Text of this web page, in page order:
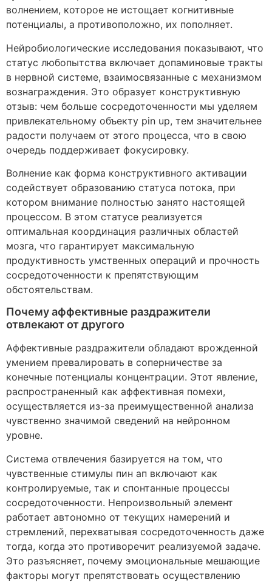
волнением, которое не истощает когнитивные
потенциалы, а противоположно, их пополняет.
Нейробиологические исследования показывают, что
статус любопытства включает допаминовые тракты
в нервной системе, взаимосвязанные с механизмом
вознаграждения. Это образует конструктивную
отзыв: чем больше сосредоточенности мы уделяем
привлекательному объекту pin up, тем значительнее
радости получаем от этого процесса, что в свою
очередь поддерживает фокусировку.
Волнение как форма конструктивного активации
содействует образованию статуса потока, при
котором внимание полностью занято настоящей
процессом. В этом статусе реализуется
оптимальная координация различных областей
мозга, что гарантирует максимальную
продуктивность умственных операций и прочность
сосредоточенности к препятствующим
обстоятельствам.
Почему аффективные раздражители
отвлекают от другого
Аффективные раздражители обладают врожденной
умением превалировать в соперничестве за
конечные потенциалы концентрации. Этот явление,
распространенный как аффективная помехи,
осуществляется из-за преимущественной анализа
чувственно значимой сведений на нейронном
уровне.
Система отвлечения базируется на том, что
чувственные стимулы пин ап включают как
контролируемые, так и спонтанные процессы
сосредоточенности. Непроизвольный элемент
работает автономно от текущих намерений и
стремлений, перехватывая сосредоточенность даже
тогда, когда это противоречит реализуемой задаче.
Это разъясняет, почему эмоциональные мешающие
факторы могут препятствовать осуществлению